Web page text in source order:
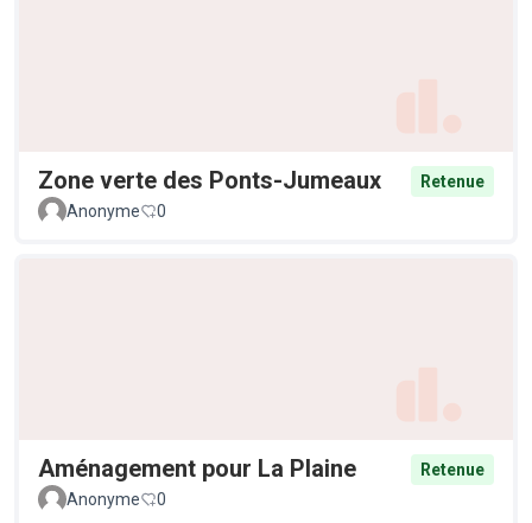
Zone verte des Ponts-Jumeaux
Retenue
Anonyme
0
Aménagement pour La Plaine
Retenue
Anonyme
0